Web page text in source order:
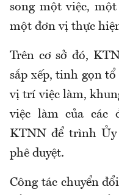
songmột việc, một
một đơn vị thực
Trên cơ sở đó,
sắp xếp, tinh gọn
vị trí việc làm,
việc làm của các
KTNN để trình Ủy
phê duyệt.
Công tác chuyển